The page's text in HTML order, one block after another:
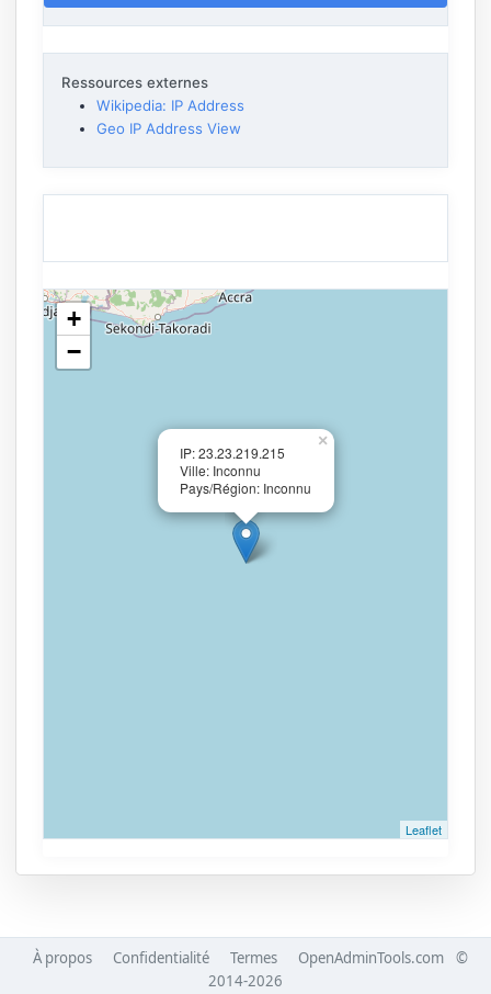
Ressources externes
Wikipedia: IP Address
Geo IP Address View
IP: 23.23.219.215
Ville: Inconnu
Pays/Région: Inconnu
×
+
−
Leaflet
À propos Confidentialité Termes OpenAdminTools.com
©
2014-2026